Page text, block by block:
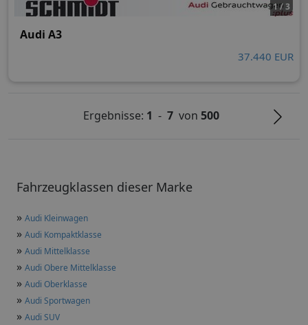
Fahrzeugklassen dieser Marke
» Audi Kleinwagen
» Audi Kompaktklasse
» Audi Mittelklasse
» Audi Obere Mittelklasse
» Audi Oberklasse
» Audi Sportwagen
» Audi SUV
1 / 3
Audi A3
37.440 EUR
Ergebnisse: 1 - 7von 500